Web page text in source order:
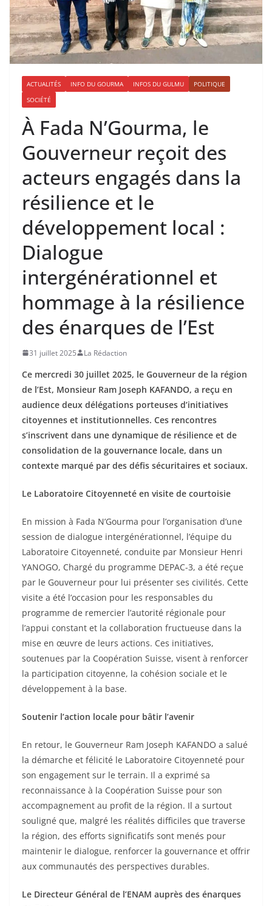
ACTUALITÉS INFO DU GOURMA INFOS DU GULMU
POLITIQUE
SOCIÉTÉ
À Fada N’Gourma, le
Gouverneur reçoit des
acteurs engagés dans la
résilience et le
développement local :
Dialogue
intergénérationnel et
hommage à la résilience
des énarques de l’Est
31 juillet 2025 La Rédaction
Ce mercredi 30 juillet 2025, le Gouverneur de la région
de l’Est, Monsieur Ram Joseph KAFANDO, a reçu en
audience deux délégations porteuses d’initiatives
citoyennes et institutionnelles. Ces rencontres
s’inscrivent dans une dynamique de résilience et de
consolidation de la gouvernance locale, dans un
contexte marqué par des défis sécuritaires et sociaux.
Le Laboratoire Citoyenneté en visite de courtoisie
En mission à Fada N’Gourma pour l’organisation d’une
session de dialogue intergénérationnel, l’équipe du
Laboratoire Citoyenneté, conduite par Monsieur Henri
YANOGO, Chargé du programme DEPAC-3, a été reçue
par le Gouverneur pour lui présenter ses civilités. Cette
visite a été l’occasion pour les responsables du
programme de remercier l’autorité régionale pour
l’appui constant et la collaboration fructueuse dans la
mise en œuvre de leurs actions. Ces initiatives,
soutenues par la Coopération Suisse, visent à renforcer
la participation citoyenne, la cohésion sociale et le
développement à la base.
Soutenir l’action locale pour bâtir l’avenir
En retour, le Gouverneur Ram Joseph KAFANDO a salué
la démarche et félicité le Laboratoire Citoyenneté pour
son engagement sur le terrain. Il a exprimé sa
reconnaissance à la Coopération Suisse pour son
accompagnement au profit de la région. Il a surtout
souligné que, malgré les réalités difficiles que traverse
la région, des efforts significatifs sont menés pour
maintenir le dialogue, renforcer la gouvernance et offrir
aux communautés des perspectives durables.
Le Directeur Général de l’ENAM auprès des énarques